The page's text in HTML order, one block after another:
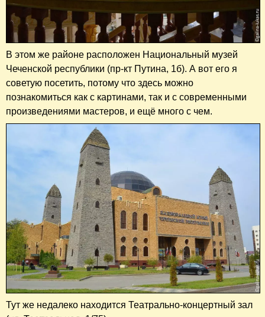
В этом же районе расположен Национальный музей
Чеченской республики (пр-кт Путина, 1б). А вот его я
советую посетить, потому что здесь можно
познакомиться как с картинами, так и с современными
произведениями мастеров, и ещё много с чем.
Тут же недалеко находится Театрально-концертный зал